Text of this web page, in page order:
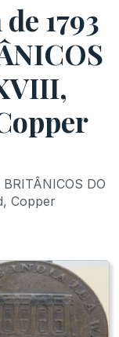
1793
DO
Copper